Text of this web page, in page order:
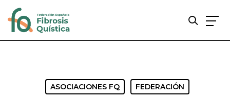
ASOCIACIONES FQ FEDERACIÓN